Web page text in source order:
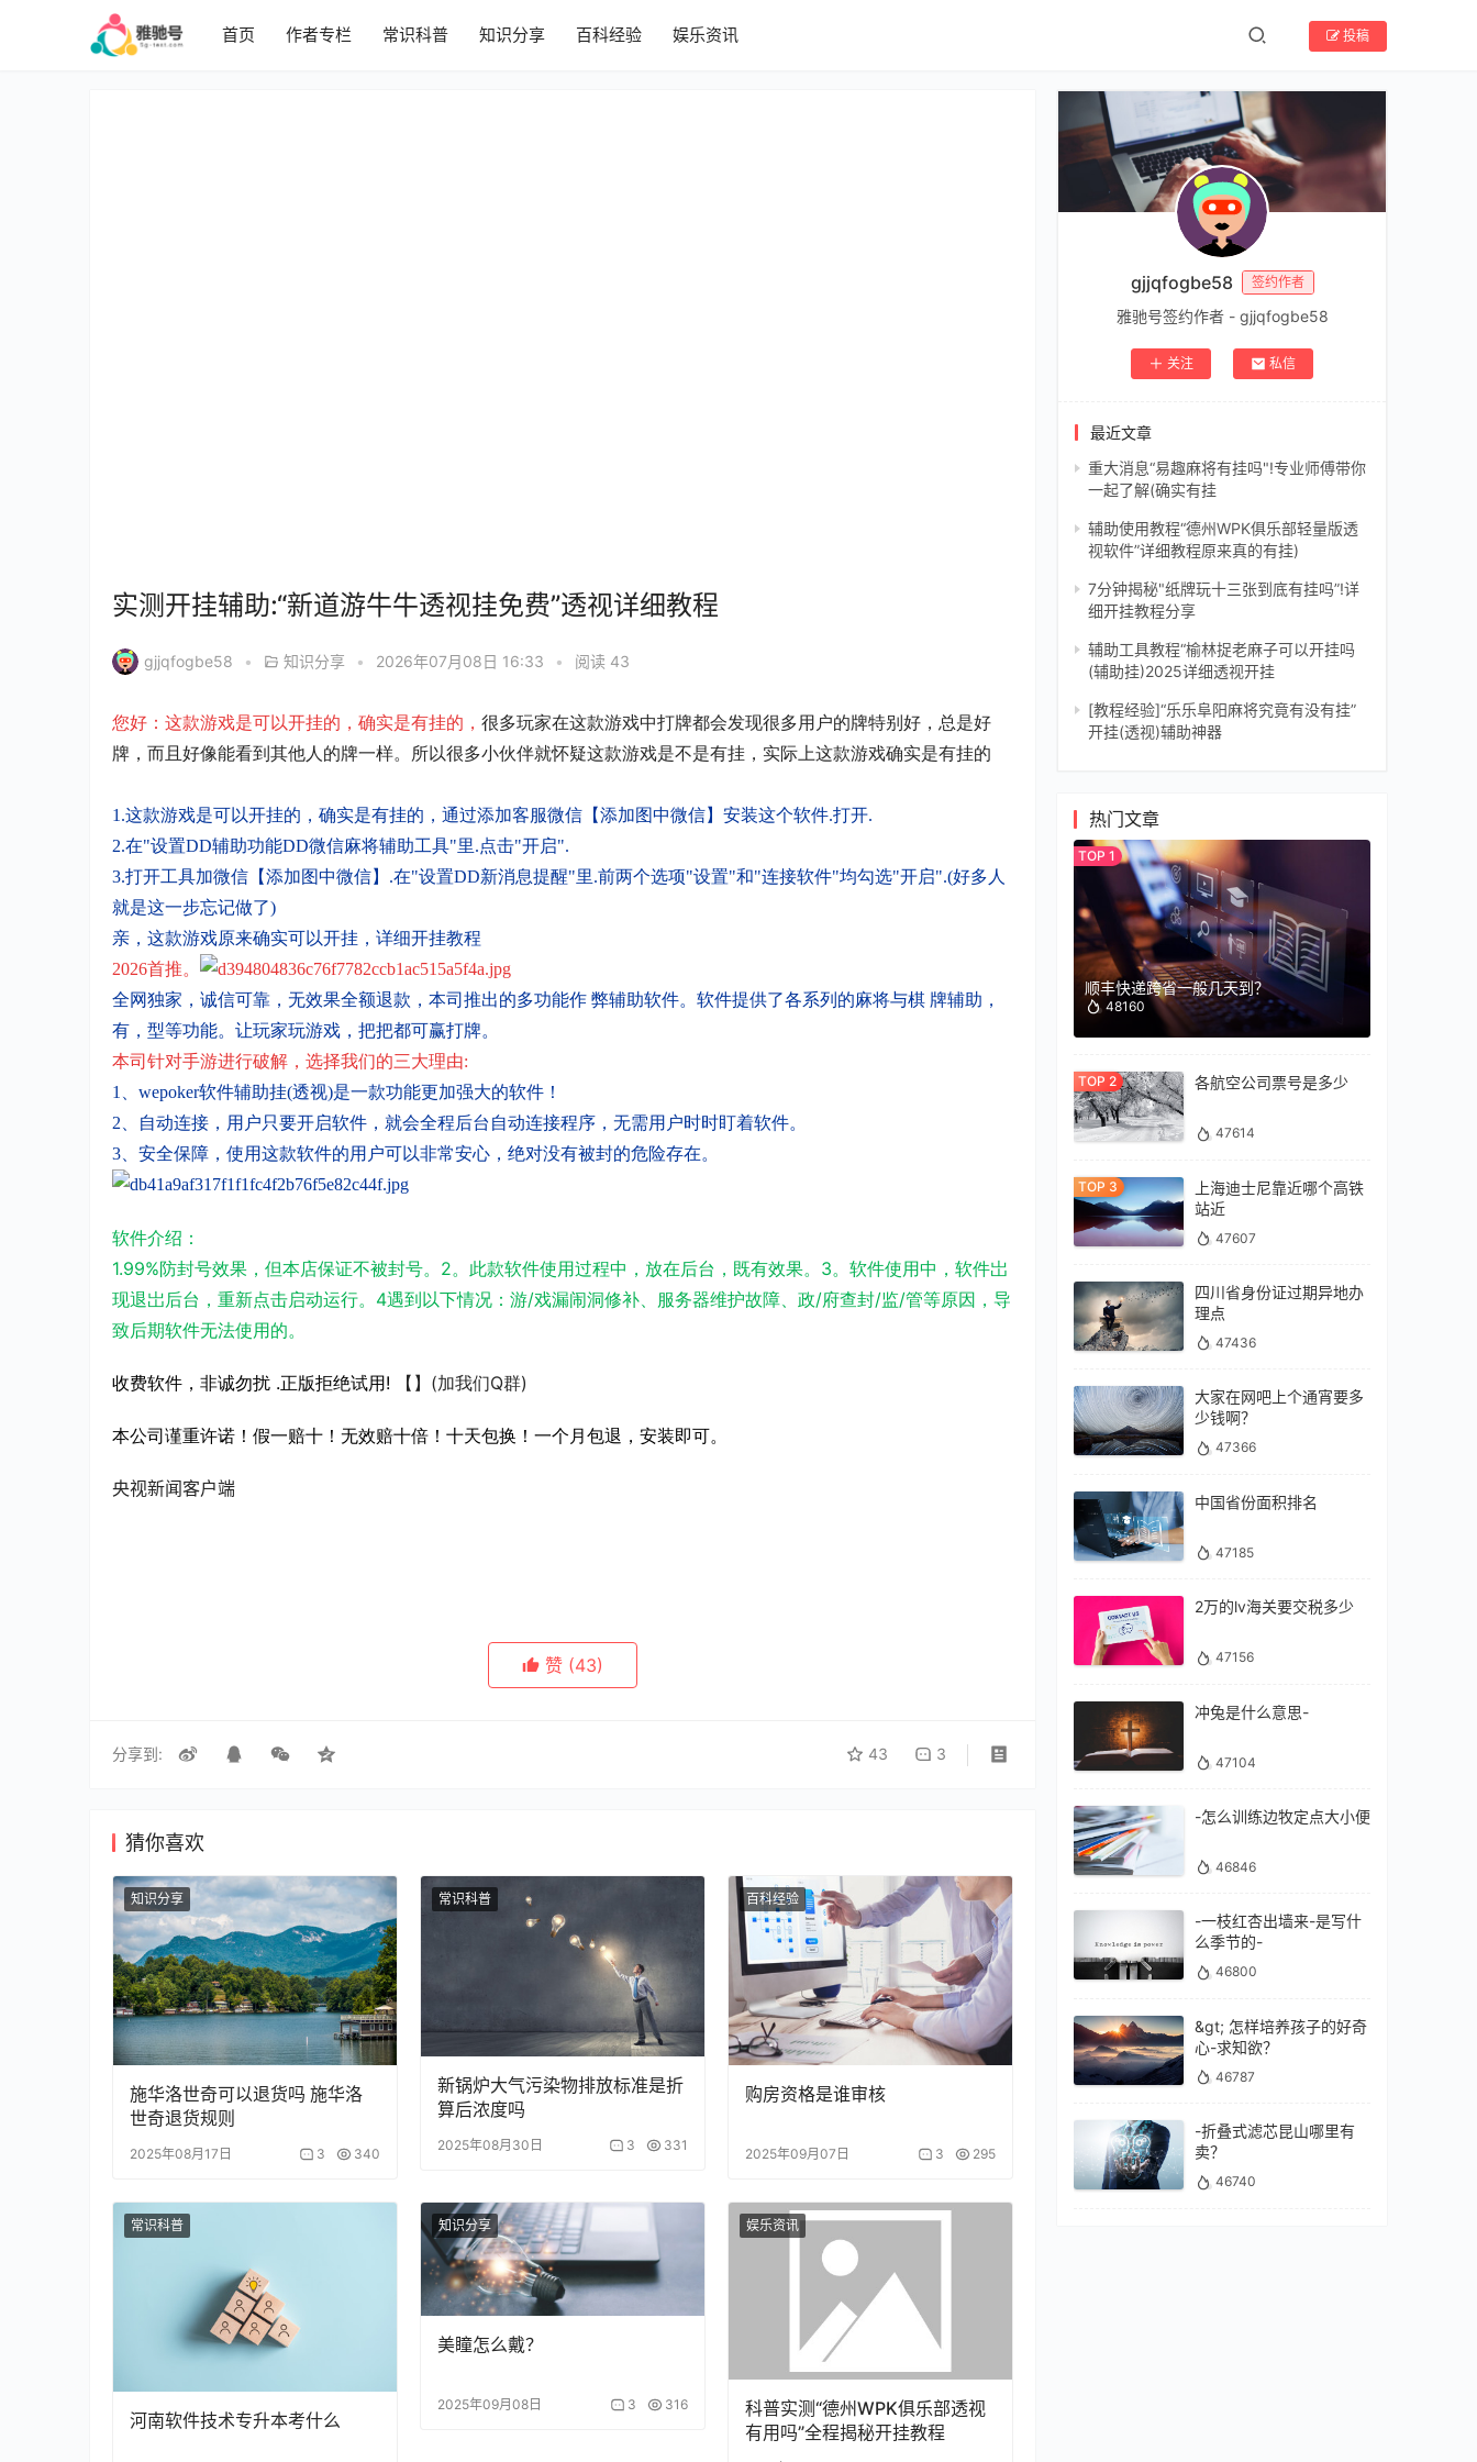
首页 作者专栏 常识科普 知识分享 百科经验 娱乐资讯 投稿
实测开挂辅助:“新道游牛牛透视挂免费”透视详细教程
gjjqfogbe58 • 知识分享 • 2026年07月08日 16:33 • 阅读 43
您好： 这款游戏是可以开挂的，确实是有挂的， 很多玩家在这款游戏中打牌都会发现很多用户的牌特别好，总是好
牌，而且好像能看到其他人的牌一样。所以很多小伙伴就怀疑这款游戏是不是有挂，实际上这款游戏确实是有挂的
1.这款游戏是可以开挂的，确实是有挂的， 通过添加客服微信【添加图中微信】安装这个软件.打开.
2.在"设置DD辅助功能DD微信麻将辅助工具"里.点击"开启".
3.打开工具加微信【添加图中微信】.在"设置DD新消息提醒"里.前两个选项"设置"和"连接软件"均勾选"开启".(好多人
就是这一步忘记做了)
亲 ， 这款游戏原来确实可以开挂 ， 详细开挂教程
2026首推。
全网独家，诚信可靠，无效果全额退款，本司推出的多功能作 弊辅助软件。软件提供了各系列的麻将与棋 牌辅助，
有，型等功能。让玩家玩游戏，把把都可赢打牌。
本司针对手游进行破解，选择我们的三大理由:
1、wepoker软件辅助挂(透视)是一款功能更加强大的软件！
2、自动连接，用户只要开启软件，就会全程后台自动连接程序，无需用户时时盯着软件。
3、安全保障，使用这款软件的用户可以非常安心，绝对没有被封的危险存在。
软件介绍：
1.99%防封号效果，但本店保证不被封号。2。此款软件使用过程中，放在后台，既有效果。3。软件使用中，软件岀
现退岀后台，重新点击启动运行。4遇到以下情况：游/戏漏闹洞修补、服务器维护故障、政/府查封/监/管等原因，导
致后期软件无法使用的。
收费软件，非诚勿扰 .正版拒绝试用! 【】(加我们Q群)
本公司谨重许诺！假一赔十！无效赔十倍！十天包换！一个月包退，安装即可。
央视新闻客户端
赞 (43)
分享到: 43 3
猜你喜欢
知识分享
施华洛世奇可以退货吗 施华洛
世奇退货规则
2025年08月17日 3 340
常识科普
新锅炉大气污染物排放标准是折
算后浓度吗
2025年08月30日 3 331
百科经验
购房资格是谁审核
2025年09月07日 3 295
常识科普
河南软件技术专升本考什么
知识分享
美瞳怎么戴？
2025年09月08日 3 316
娱乐资讯
科普实测“德州WPK俱乐部透视
有用吗”全程揭秘开挂教程
gjjqfogbe58 签约作者
雅驰号签约作者 - gjjqfogbe58
关注 私信
最近文章
重大消息“易趣麻将有挂吗"!专业师傅带你
一起了解(确实有挂
辅助使用教程“德州WPK俱乐部轻量版透
视软件”详细教程原来真的有挂)
7分钟揭秘"纸牌玩十三张到底有挂吗”!详
细开挂教程分享
辅助工具教程“榆林捉老麻子可以开挂吗
(辅助挂)2025详细透视开挂
[教程经验]“乐乐阜阳麻将究竟有没有挂”
开挂(透视)辅助神器
热门文章
顺丰快递跨省一般几天到？
48160
各航空公司票号是多少
47614
上海迪士尼靠近哪个高铁
站近
47607
四川省身份证过期异地办
理点
47436
大家在网吧上个通宵要多
少钱啊？
47366
中国省份面积排名
47185
2万的lv海关要交税多少
47156
冲兔是什么意思-
47104
-怎么训练边牧定点大小便
46846
-一枝红杏出墙来-是写什
么季节的-
46800
&gt; 怎样培养孩子的好奇
心-求知欲？
46787
-折叠式滤芯昆山哪里有
卖？
46740